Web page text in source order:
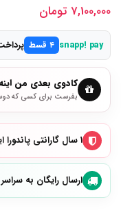
7,100,000 تومان
snapp! pay ۴ قسط
کادوی بعدی من اینه
بفرست برای کسی که
۱ سال گارانتی پاندورا ایران
ارسال رایگان به سراسر